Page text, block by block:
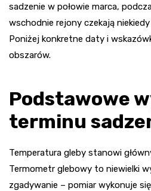
sadzenie w połowie marca,
wschodnie rejony czekają
Poniżej konkretne daty i
obszarów.
Podstawowe
terminu
Temperatura gleby stanowi
Termometr glebowy to niewielki
zgadywanie – pomiar wykonuje